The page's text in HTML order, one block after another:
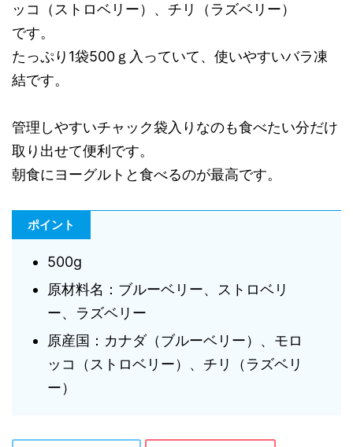
ッコ（ストロベリー）、チリ（ラズベリー）
です。
たっぷり1袋500ｇ入っていて、使いやすいバラ凍
結です。
管理しやすいチャック袋入りなのも食べたい分だけ
取り出せて便利です。
朝食にヨーグルトと食べるのが最高です。
ポイント
500g
原材料名：ブルーベリー、ストロベリ
ー、ラズベリー
原産国：カナダ（ブルーベリー）、モロ
ッコ（ストロベリー）、チリ（ラズベリ
ー）